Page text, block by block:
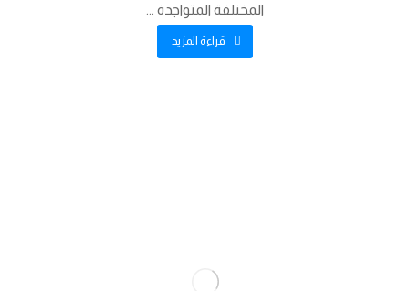
المختلفة المتواجدة ...
قراءة المزيد